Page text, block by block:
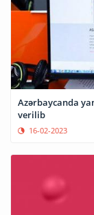
Azərbaycanda
verilib
16-02-2023